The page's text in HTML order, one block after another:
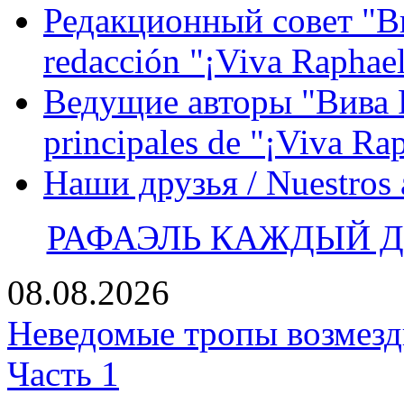
Редакционный совет
redacción "¡Viva
Ведущие авторы "Вива
principales de "¡Viva
Наши друзья / Nuestros
РАФАЭЛЬ КАЖДЫЙ
08.08.2026
Неведомые тропы
Часть 1